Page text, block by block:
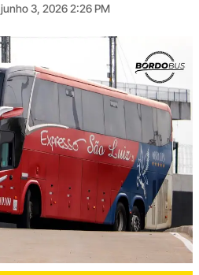
junho 3, 2026 2:26 PM